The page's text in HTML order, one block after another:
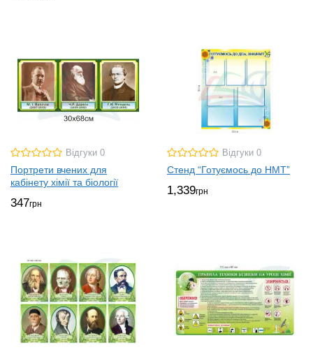
Відгуки 0
Портрети вчених для
кабінету хімії та біології
347грн
Відгуки 0
Стенд “Готуємось до НМТ”
1,339грн